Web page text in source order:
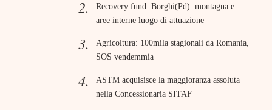
Recovery fund. Borghi(Pd): montagna e
aree interne luogo di attuazione
Agricoltura: 100mila stagionali da Romania,
SOS vendemmia
ASTM acquisisce la maggioranza assoluta
nella Concessionaria SITAF